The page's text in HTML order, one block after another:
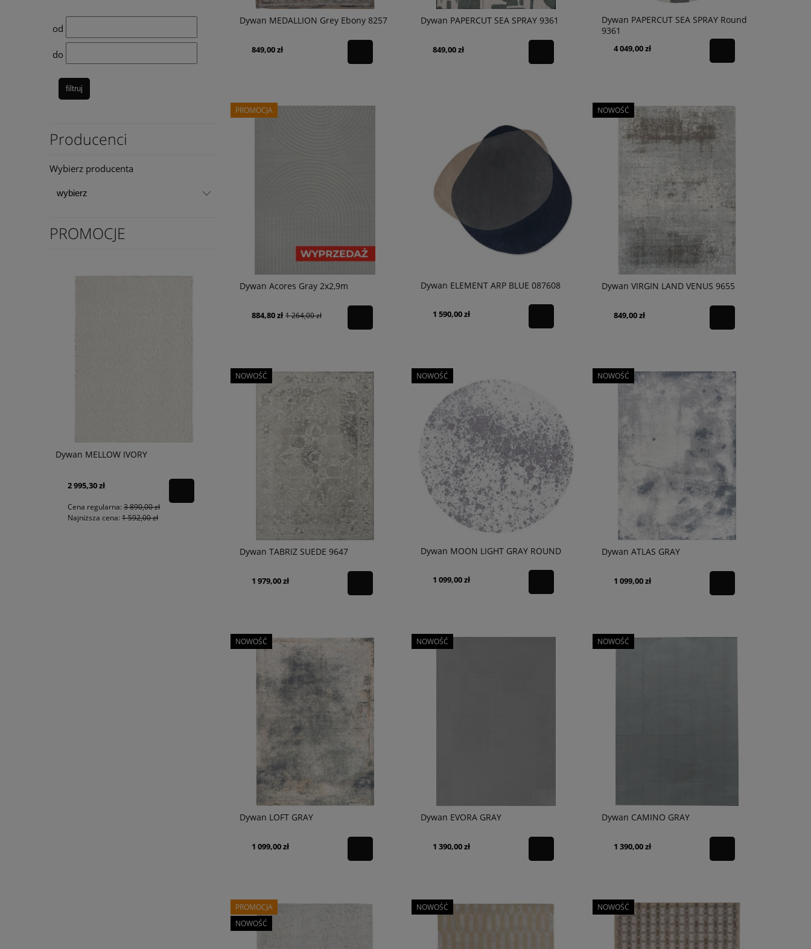
Dywan MEDALLION Grey Ebony 8257
849,00 zł
Dywan PAPERCUT SEA SPRAY 9361
849,00 zł
Dywan PAPERCUT SEA SPRAY Round
9361
4 049,00 zł
Dywan Acores Gray 2x2,9m
884,80 zł 1 264,00 zł
PROMOCJA
Dywan ELEMENT ARP BLUE 087608
1 590,00 zł
Dywan VIRGIN LAND VENUS 9655
849,00 zł
NOWOŚĆ
Dywan TABRIZ SUEDE 9647
1 979,00 zł
NOWOŚĆ
Dywan MOON LIGHT GRAY ROUND
1 099,00 zł
NOWOŚĆ
Dywan ATLAS GRAY
1 099,00 zł
NOWOŚĆ
Dywan LOFT GRAY
1 099,00 zł
NOWOŚĆ
Dywan EVORA GRAY
1 390,00 zł
NOWOŚĆ
Dywan CAMINO GRAY
1 390,00 zł
NOWOŚĆ
PROMOCJA
NOWOŚĆ
NOWOŚĆ NOWOŚĆ
od
do
filtruj
Producenci
Wybierz producenta
PROMOCJE
Dywan MELLOW IVORY
2 995,30 zł
Cena regularna: 3 890,00 zł
Najniższa cena: 1 592,00 zł
Dywan BETO ANTHRACITE
1 099,00 zł
Najniższa cena:879,20 zł
Dywan BETO BEIGE
934,15 zł
Cena regularna:1 099,00 zł
Najniższa cena:879,20 zł
Dywan Acores Gray 2x2,9m
Cena regularna:
566,30 zł